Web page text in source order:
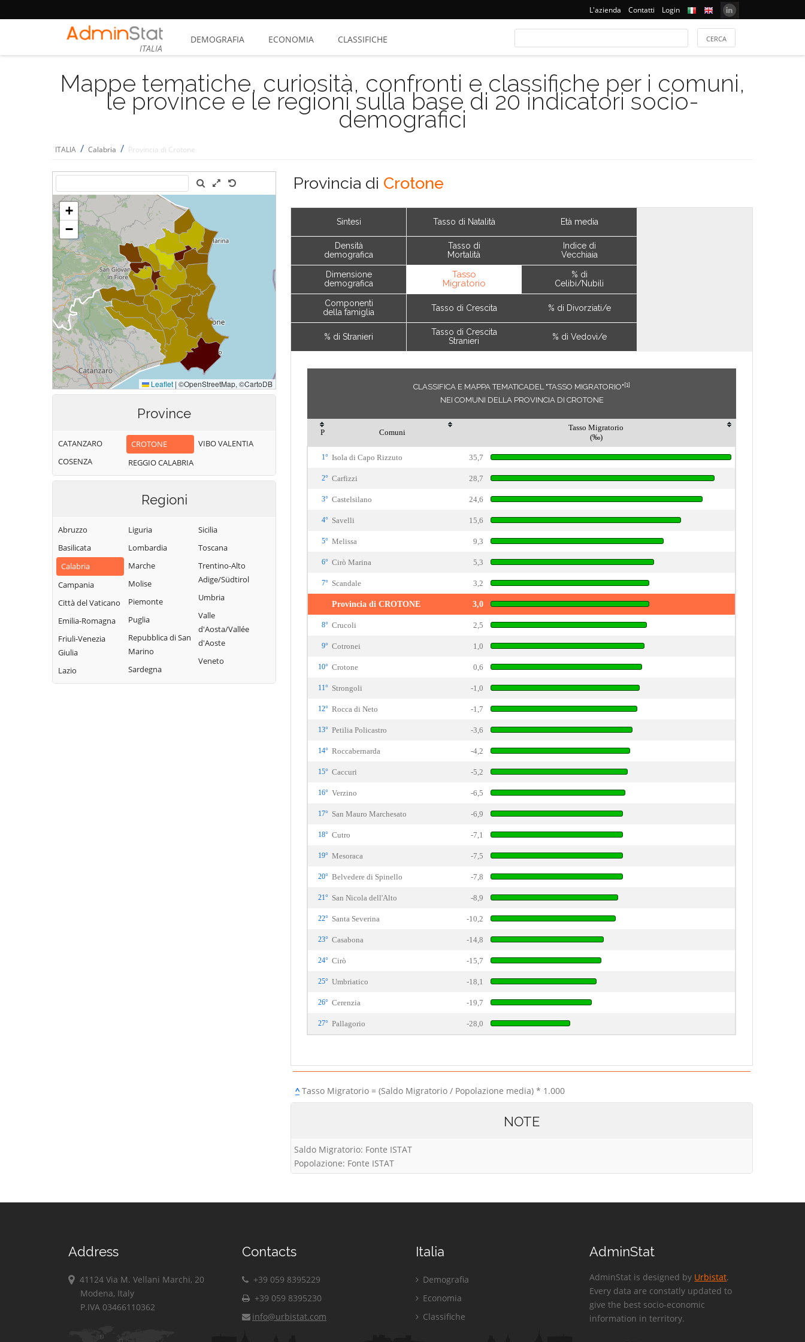
L'azienda Contatti Login
ITALIA
DEMOGRAFIA ECONOMIA CLASSIFICHE
Mappe tematiche, curiosità, confronti e classifiche per i comuni,
le province e le regioni sulla base di 20 indicatori socio-
demografici
ITALIA / Calabria / Provincia di Crotone
Province
CATANZARO
COSENZA
CROTONE
REGGIO CALABRIA
VIBO VALENTIA
Regioni
Abruzzo
Basilicata
Calabria
Campania
Città del Vaticano
Emilia-Romagna
Friuli-Venezia
Giulia
Lazio
Liguria
Lombardia
Marche
Molise
Piemonte
Puglia
Repubblica di San
Marino
Sardegna
Sicilia
Toscana
Trentino-Alto
Adige/Südtirol
Umbria
Valle
d'Aosta/Vallée
d'Aoste
Veneto
Provincia di Crotone
Sintesi
Densità
demografica
Dimensione
demografica
Componenti
della famiglia
% di Stranieri
Tasso di Natalità
Tasso di
Mortalità
Tasso
Migratorio
Tasso di Crescita
Tasso di Crescita
Stranieri
Età media
Indice di
Vecchiaia
% di
Celibi/Nubili
% di Divorziati/e
% di Vedovi/e
CLASSIFICA E MAPPA TEMATICADEL "TASSO MIGRATORIO"[1]
NEI COMUNI DELLA PROVINCIA DI CROTONE
P Comuni
Tasso Migratorio
(‰)
1° Isola di Capo Rizzuto 35,7
2° Carfizzi 28,7
3° Castelsilano 24,6
4° Savelli 15,6
5° Melissa 9,3
6° Cirò Marina 5,3
7° Scandale 3,2
Provincia di CROTONE 3,0
8° Crucoli 2,5
9° Cotronei 1,0
10° Crotone 0,6
11° Strongoli -1,0
12° Rocca di Neto -1,7
13° Petilia Policastro -3,6
14° Roccabernarda -4,2
15° Caccuri -5,2
16° Verzino -6,5
17° San Mauro Marchesato -6,9
18° Cutro -7,1
19° Mesoraca -7,5
20° Belvedere di Spinello -7,8
21° San Nicola dell'Alto -8,9
22° Santa Severina -10,2
23° Casabona -14,8
24° Cirò -15,7
25° Umbriatico -18,1
26° Cerenzia -19,7
27° Pallagorio -28,0
^Tasso Migratorio = (Saldo Migratorio / Popolazione media) * 1.000
NOTE
Saldo Migratorio: Fonte ISTAT
Popolazione: Fonte ISTAT
Address
41124 Via M. Vellani Marchi, 20
Modena, Italy
P.IVA 03466110362
Contacts
+39 059 8395229
+39 059 8395230
info@urbistat.com
Italia
Demografia
Economia
Classifiche
AdminStat
AdminStat is designed by Urbistat.
Every data are constatly updated to
give the best socio-economic
information in territory.